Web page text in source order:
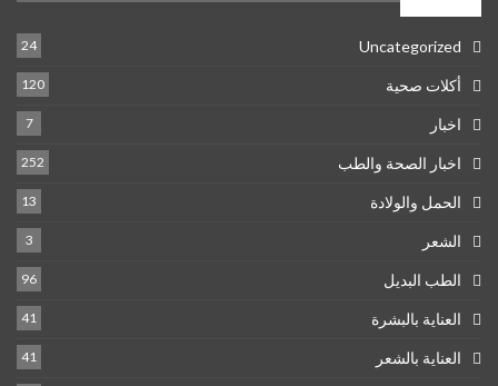
Uncategorized
24
أكلات صحية 120
اخبار 7
اخبار الصحة والطب 252
الحمل والولادة 13
الشعر 3
الطب البديل 96
العناية بالبشرة 41
العناية بالشعر 41